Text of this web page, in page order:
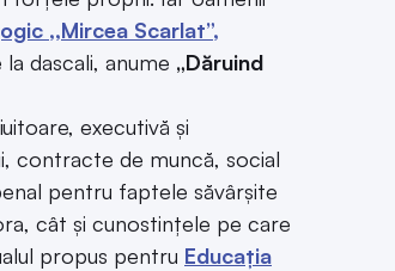
,,Mircea Scarlat”,
dascali, anume „Dăruind
executivă și
contracte de muncă, social
pentru faptele săvârșite
cât și cunostințele pe care
propus pentru Educația